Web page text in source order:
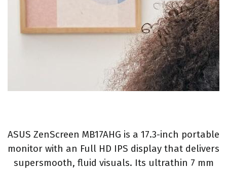
ASUS ZenScreen MB17AHG is a 17.3-inch portable
monitor with an Full HD IPS display that delivers
supersmooth, fluid visuals. Its ultrathin 7 mm